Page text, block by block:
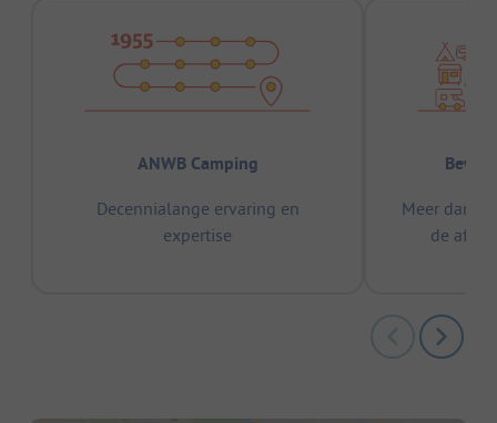
ANWB Camping
Decennialange ervaring en
expertise
Meer dan
de